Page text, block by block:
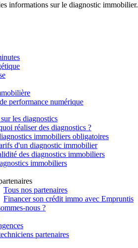
informations sur le diagnostic immobilier.
performance numérique
les diagnostics
réaliser des diagnostics ?
immobiliers obligatoires
d'un diagnostic immobilier
des diagnostics immobiliers
immobiliers
Tous nos partenaires
Financer son crédit immo avec Empruntis
nous ?
partenaires